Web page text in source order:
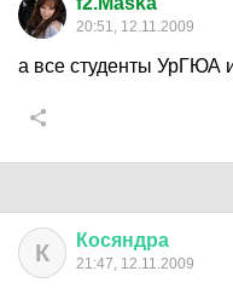
20:51, 12.11.2009
а все студенты УрГЮА
К Косяндра
21:47, 12.11.2009